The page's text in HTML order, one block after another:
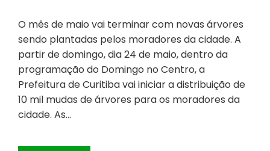
O mês de maio vai terminar com novas árvores
sendo plantadas pelos moradores da cidade. A
partir de domingo, dia 24 de maio, dentro da
programação do Domingo no Centro, a
Prefeitura de Curitiba vai iniciar a distribuição de
10 mil mudas de árvores para os moradores da
cidade. As…